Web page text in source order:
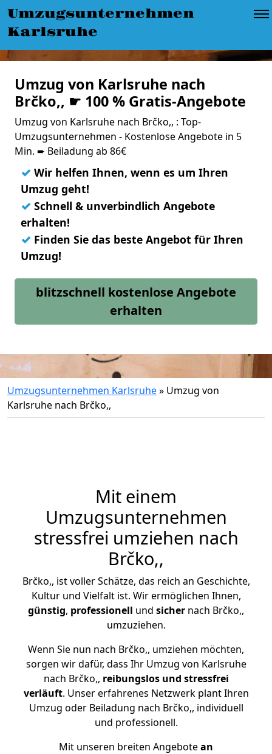
Umzugsunternehmen
Karlsruhe
Umzug von Karlsruhe nach
Brčko,, ☛ 100 % Gratis-Angebote
Umzug von Karlsruhe nach Brčko,, : Top-
Umzugsunternehmen - Kostenlose Angebote in 5
Min. ➨ Beiladung ab 86€
✓ Wir helfen Ihnen, wenn es um Ihren
Umzug geht!
✓ Schnell & unverbindlich Angebote
erhalten!
✓ Finden Sie das beste Angebot für Ihren
Umzug!
blitzschnell kostenlose Angebote
erhalten
Umzugsunternehmen Karlsruhe» Umzug von
Karlsruhe nach Brčko,,
Mit einem
Umzugsunternehmen
stressfrei umziehen nach
Brčko,,
Brčko,, ist voller Schätze, das reich an Geschichte,
Kultur und Vielfalt ist. Wir ermöglichen Ihnen,
günstig, professionell und sicher nach Brčko,,
umzuziehen.
Wenn Sie nun nach Brčko,, umziehen möchten,
sorgen wir dafür, dass Ihr Umzug von Karlsruhe
nach Brčko,, reibungslos und stressfrei
verläuft. Unser erfahrenes Netzwerk plant Ihren
Umzug oder Beiladung nach Brčko,, individuell
und professionell.
Mit unseren breiten Angebotean